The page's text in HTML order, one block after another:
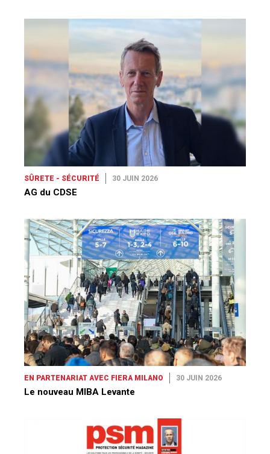
SÛRETE - SÉCURITÉ 30 JUIN 2026
AG du CDSE
EN PARTENARIAT AVEC FIERA MILANO 30 JUIN 2026
Le nouveau MIBA Levante